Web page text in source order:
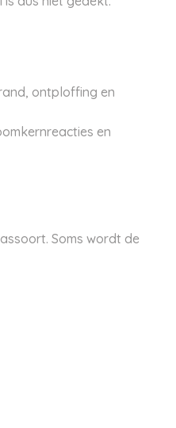
ontploffing en
en
Soms wordt de